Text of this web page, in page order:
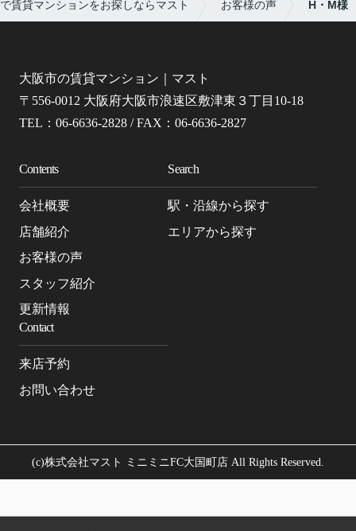
賃貸マンションをお探しならマスト お客様の声 H・M様
大阪市の賃貸マンション｜マスト
〒556-0012 大阪府大阪市浪速区敷津東３丁目10-18
TEL：06-6636-2828 / FAX：06-6636-2827
Contents
会社概要
店舗紹介
お客様の声
スタッフ紹介
更新情報
Search
駅・沿線から探す
エリアから探す
Contact
来店予約
お問い合わせ
(c)株式会社マスト ミニミニFC大国町店 All Rights Reserved.